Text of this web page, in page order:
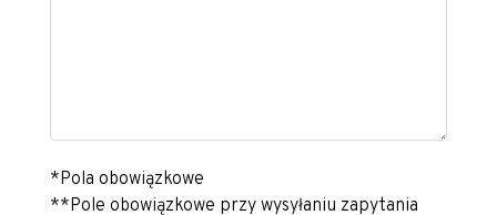
*Pola obowiązkowe
**Pole obowiązkowe przy wysyłaniu zapytania